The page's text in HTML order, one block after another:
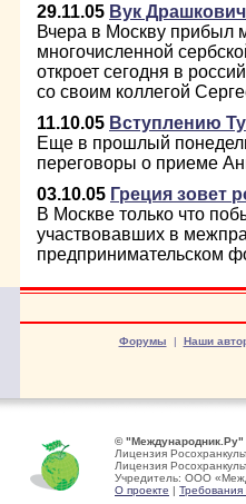
29.11.05 Вук
Вчера в Москву прибыл
многочисленной
откроет сегодня в
со своим коллегой
11.10.05 Вступлению
Еще в прошлый
переговоры о приеме
03.10.05 Греция зовет
В Москве только что
участвовавших в
предпринимательском
Форумы | Наши
© "Международник.Ру"
Лицензия
Лицензия
Учредитель: ООО
О проекте |